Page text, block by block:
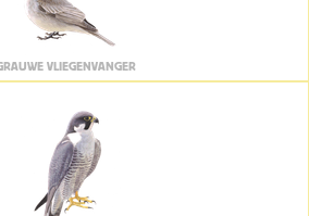
VLIEGENVANGER